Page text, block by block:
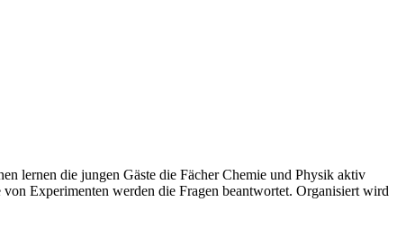
lernen die jungen Gäste die Fächer Chemie und Physik aktiv
Experimenten werden die Fragen beantwortet. Organisiert wird